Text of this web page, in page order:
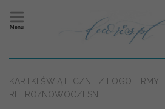
Menu
KARTKI ŚWIĄTECZNE Z LOGO FIRMY
RETRO/NOWOCZESNE